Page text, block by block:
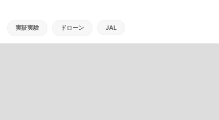
実証実験 ドローン JAL